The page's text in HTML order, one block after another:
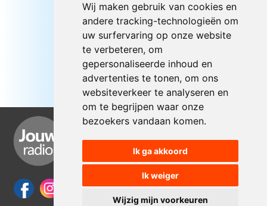
Wij maken gebruik van cookies en
andere tracking-technologieën om
uw surfervaring op onze website
te verbeteren, om
gepersonaliseerde inhoud en
advertenties te tonen, om ons
websiteverkeer te analyseren en
om te begrijpen waar onze
bezoekers vandaan komen.
Ik ga akkoord
Ik weiger
Wijzig mijn voorkeuren